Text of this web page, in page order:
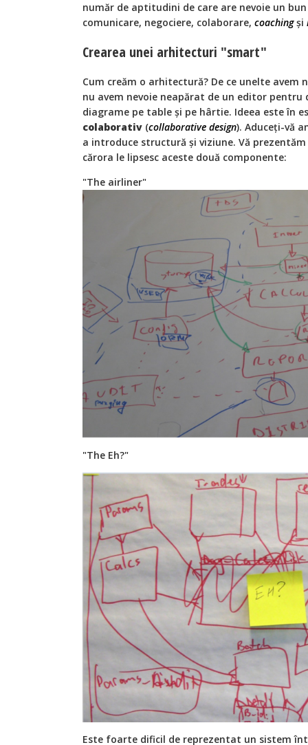
număr de aptitudini de care are nevoie un
comunicare, negociere, colaborare, coachingși
Crearea unei arhitecturi "smart"
Cum creăm o arhitectură? De ce unelte avem
nu avem nevoie neapărat de un editor pentru
diagrame pe table și pe hârtie. Ideea este în
colaborativ (collaborative design). Aduceți-vă
a introduce structură și viziune. Vă
cărora le lipsesc aceste două componente:
"The airliner"
"The Eh?"
Este foarte dificil de reprezentat un sistem